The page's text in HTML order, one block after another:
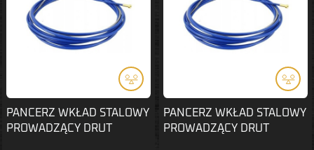
PANCERZ WKŁAD STALOWY
PROWADZĄCY DRUT
PANCERZ WKŁAD STALOWY
PROWADZĄCY DRUT